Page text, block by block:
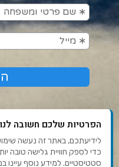
תנאי
הפרטיות שלכם חשובה לנו
כדי לספק חוויית גלישה טובה
סטטיסטיים. למידע נוסף עיינו